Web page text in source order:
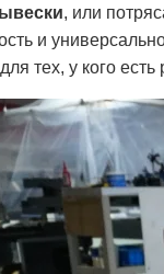
, или
и
тех, у кого есть